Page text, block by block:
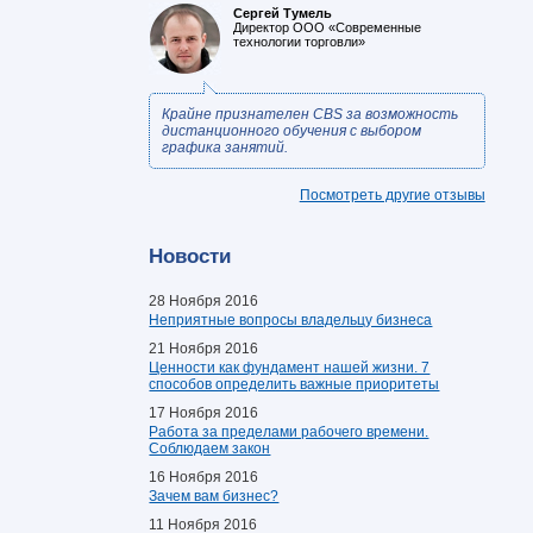
Сергей Тумель
Директор ООО «Современные
технологии торговли»
Крайне признателен CBS за возможность
дистанционного обучения с выбором
графика занятий.
Посмотреть другие отзывы
Новости
28 Ноября 2016
Неприятные вопросы владельцу бизнеса
21 Ноября 2016
Ценности как фундамент нашей жизни. 7
способов определить важные приоритеты
17 Ноября 2016
Работа за пределами рабочего времени.
Соблюдаем закон
16 Ноября 2016
Зачем вам бизнес?
11 Ноября 2016